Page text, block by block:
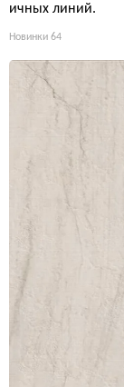
ичных линий.
Новинки 64